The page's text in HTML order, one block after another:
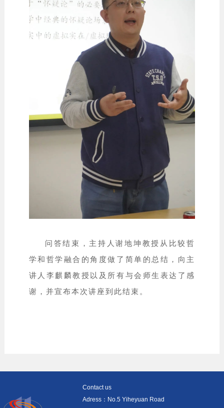
问答结束，主持人谢地坤教授从比较哲
学和哲学融合的角度做了简单的总结，向主
讲人李麒麟教授以及所有与会师生表达了感
谢，并宣布本次讲座到此结束。
Contact us
Adress：No.5 Yiheyuan Road